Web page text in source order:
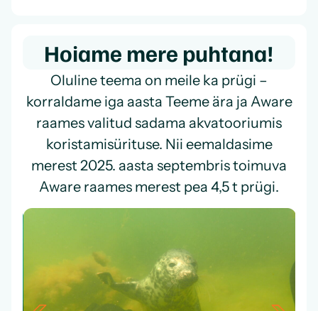
Hoiame mere puhtana!
Oluline teema on meile ka prügi –
korraldame iga aasta Teeme ära ja Aware
raames valitud sadama akvatooriumis
koristamisürituse. Nii eemaldasime
merest 2025. aasta septembris toimuva
Aware raames merest pea 4,5 t prügi.